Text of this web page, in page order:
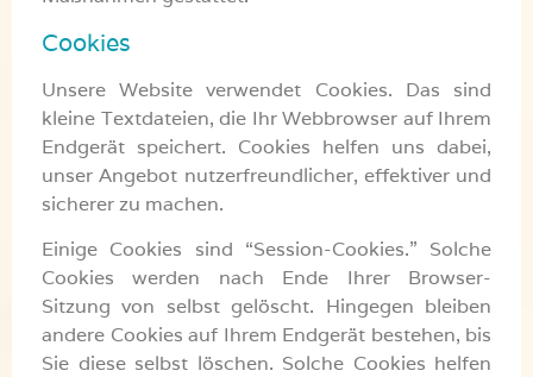
Cookies
Unsere Website verwendet Cookies. Das sind
kleine Textdateien, die Ihr Webbrowser auf Ihrem
Endgerät speichert. Cookies helfen uns dabei,
unser Angebot nutzerfreundlicher, effektiver und
sicherer zu machen.
Einige Cookies sind “Session-Cookies.” Solche
Cookies werden nach Ende Ihrer Browser-
Sitzung von selbst gelöscht. Hingegen bleiben
andere Cookies auf Ihrem Endgerät bestehen, bis
Sie diese selbst löschen. Solche Cookies helfen